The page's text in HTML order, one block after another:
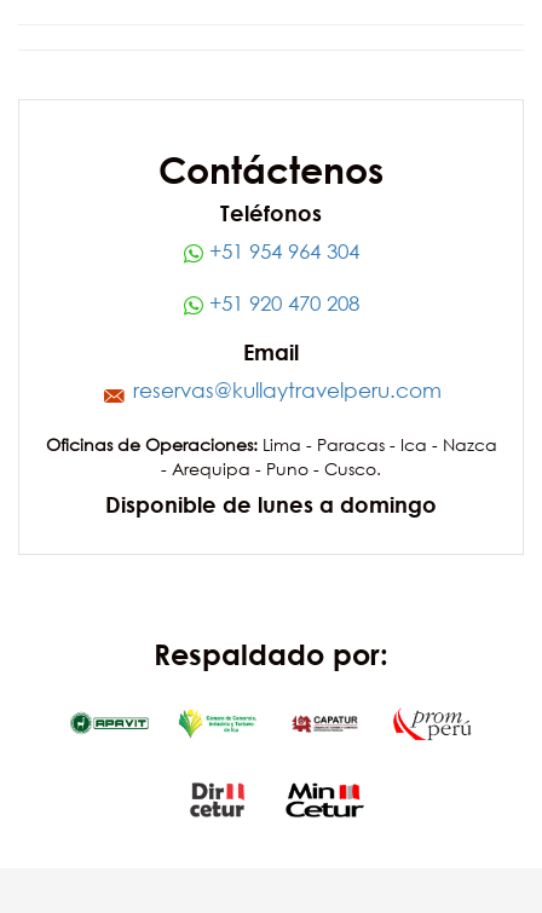
Contáctenos
Teléfonos
+51 954 964 304
+51 920 470 208
Email
reservas@kullaytravelperu.com
Oficinas de Operaciones:Lima - Paracas - Ica - Nazca
- Arequipa - Puno - Cusco.
Disponible de lunes a domingo
Respaldado por: